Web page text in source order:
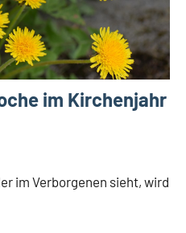
im Kirchenjahr
im Verborgenen sieht, wird